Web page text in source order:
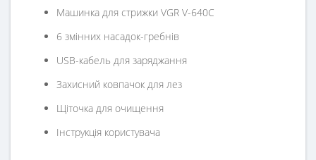
Машинка для стрижки VGR V-640C
6 змінних насадок-гребнів
USB-кабель для заряджання
Захисний ковпачок для лез
Щіточка для очищення
Інструкція користувача